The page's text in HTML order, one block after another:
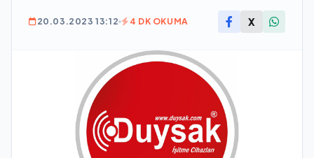
20.03.2023 13:12 4 DK OKUMA X